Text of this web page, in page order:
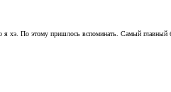
я хэ. По этому пришлось вспоминать. Самый главный